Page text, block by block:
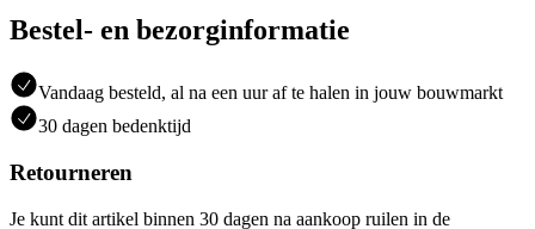
Bestel- en bezorginformatie
Vandaag besteld, al na een uur af te halen in jouw bouwmarkt
30 dagen bedenktijd
Retourneren
Je kunt dit artikel binnen 30 dagen na aankoop ruilen in de